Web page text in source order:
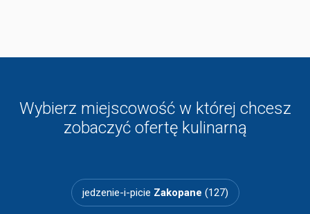
Wybierz miejscowość w której chcesz
zobaczyć ofertę kulinarną
jedzenie-i-picie Zakopane (127)